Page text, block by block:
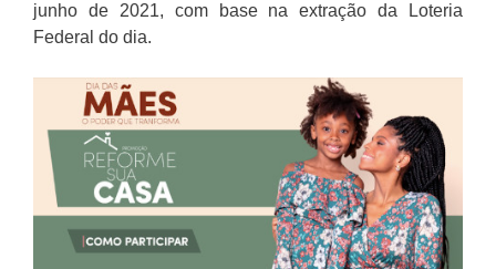
junho de 2021, com base na extração da Loteria
Federal do dia.